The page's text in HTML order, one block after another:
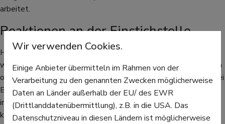
arbeitet.
Reaktionen an der Einstichstelle
Häufig entstehen an der Stelle, an der die Spritze gesetzt
wurde,Rötungen. Die Haut kann dort auch leicht anschwellen
oder warm werden. Manchmal schmerzt das Bein des Babys bei
Berührung. Diese lokalen Reaktionen verschwinden meistens
innerhalb von zwei Tagen. Sie können die Stelle vorsichtig
kühlen, wenn das Kind dadurch sehr unruhig ist.
Wir verwenden Cookies.
Einige Anbieter übermitteln im Rahmen von der
Verarbeitung zu den genannten Zwecken möglicherweise
Daten an Länder außerhalb der EU/ des EWR
(Drittlanddatenübermittlung), z.B. in die USA. Das
Datenschutzniveau in diesen Ländern ist möglicherweise